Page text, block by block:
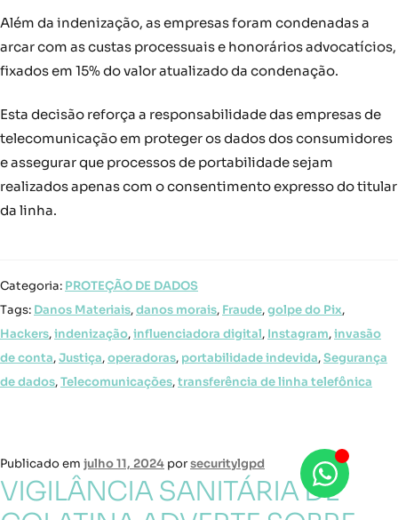
Além da indenização, as empresas foram condenadas a
arcar com as custas processuais e honorários advocatícios,
fixados em 15% do valor atualizado da condenação.
Esta decisão reforça a responsabilidade das empresas de
telecomunicação em proteger os dados dos consumidores
e assegurar que processos de portabilidade sejam
realizados apenas com o consentimento expresso do titular
da linha.
Categoria: PROTEÇÃO DE DADOS
Tags: Danos Materiais,danos morais, Fraude,golpe do Pix,
Hackers,indenização,influenciadora digital, Instagram,invasão
de conta,Justiça,operadoras, portabilidade indevida,Segurança
de dados,Telecomunicações,transferência de linha telefônica
Publicado em julho 11, 2024 porsecuritylgpd
VIGILÂNCIA SANITÁRIA DE